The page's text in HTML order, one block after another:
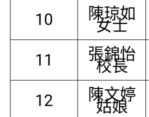
10 陳琼如
女士
11 張錦怡
校長
12 陳文婷
姑娘